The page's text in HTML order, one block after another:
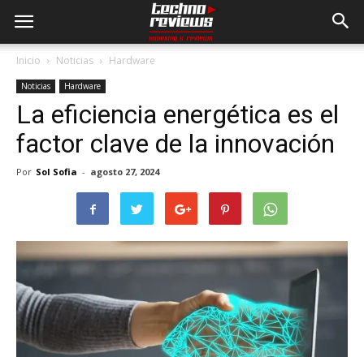
Inicio Noticias Hardware
Noticias Hardware
La eficiencia energética es el
factor clave de la innovación
Por Sol Sofia - agosto 27, 2024